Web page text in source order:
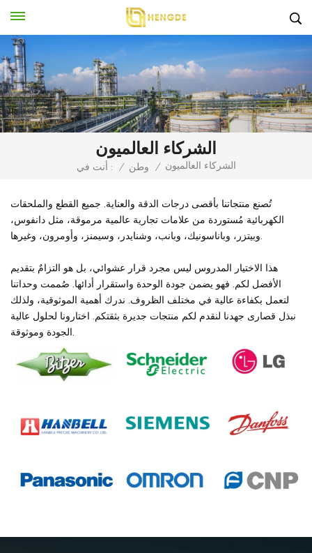
الشركاء العالميون
أنت في : / وطن / الشركاء العالميون
تُصنع منتجاتنا بأقصى درجات الدقة والعناية. جميع القطع والملحقات
الكهربائية مُستوردة من علامات تجارية عالمية مرموقة، مثل دانفوس،
هذا الاختيار المدروس ليس مجرد قرار عشوائي، بل هو التزامٌ بتقديم
الأفضل لكم. فهو يضمن جودة الوحدة واستقرار أدائها. صُممت وحداتنا
لتعمل بكفاءة عالية في مختلف الظروف. ندرك أهمية الموثوقية، ولذلك
نبذل قصارى جهدنا لنقدم لكم منتجات جديرة بثقتكم. اختارونا لحلول عالية